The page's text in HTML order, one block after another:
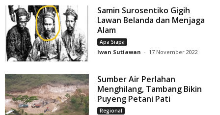
Samin Surosentiko Gigih
Lawan Belanda dan Menjaga
Alam
Apa Siapa
Iwan Sutiawan - 17 November 2022
Sumber Air Perlahan
Menghilang, Tambang Bikin
Puyeng Petani Pati
Regional